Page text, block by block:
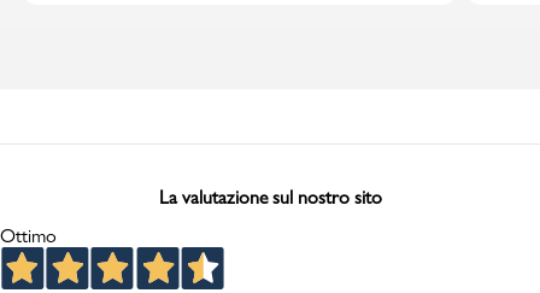
La valutazione sul nostro sito
Ottimo